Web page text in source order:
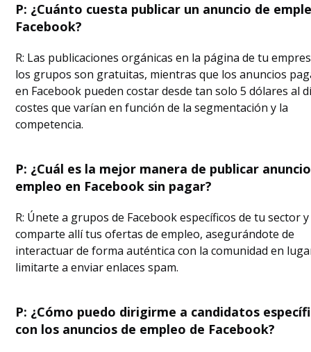
P: ¿Cuánto cuesta publicar un anuncio de
Facebook?
R: Las publicaciones orgánicas en la página de tu
los grupos son gratuitas, mientras que los anuncios
en Facebook pueden costar desde tan solo 5 dólares al
costes que varían en función de la segmentación y la
competencia.
P: ¿Cuál es la mejor manera de publicar
empleo en Facebook sin pagar?
R: Únete a grupos de Facebook específicos de tu sector y
comparte allí tus ofertas de empleo, asegurándote de
interactuar de forma auténtica con la comunidad en
limitarte a enviar enlaces spam.
P: ¿Cómo puedo dirigirme a candidatos
con los anuncios de empleo de Facebook?